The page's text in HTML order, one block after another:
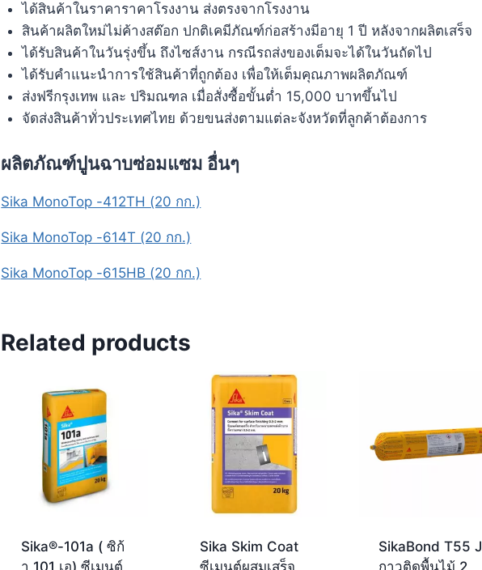
ได้สินค้าในราคาราคาโรงงาน ส่งตรงจากโรงงาน
สินค้าผลิตใหม่ไม่ค้างสต๊อก ปกติเคมีภัณฑ์ก่อสร้างมีอายุ 1 ปี หลังจากผลิตเสร็จ
ได้รับสินค้าในวันรุ่งขึ้น ถึงไซส์งาน กรณีรถส่งของเต็มจะได้ในวันถัดไป
ได้รับคำแนะนำการใช้สินค้าที่ถูกต้อง เพื่อให้เต็มคุณภาพผลิตภัณฑ์
ส่งฟรีกรุงเทพ และ ปริมณฑล เมื่อสั่งซื้อขั้นต่ำ 15,000 บาทขึ้นไป
จัดส่งสินค้าทั่วประเทศไทย ด้วยขนส่งตามแต่ละจังหวัดที่ลูกค้าต้องการ
ผลิตภัณฑ์ปูนฉาบซ่อมแซม อื่นๆ
Sika MonoTop -412TH (20 กก.)
Sika MonoTop -614T (20 กก.)
Sika MonoTop -615HB (20 กก.)
Related products
Sika®-101a ( ซิก้
Sika Skim Coat
SikaBond T55 J